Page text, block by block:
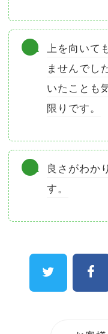
上を向いて
ませんでし
いたことも
限りです。
良さがわか
す。